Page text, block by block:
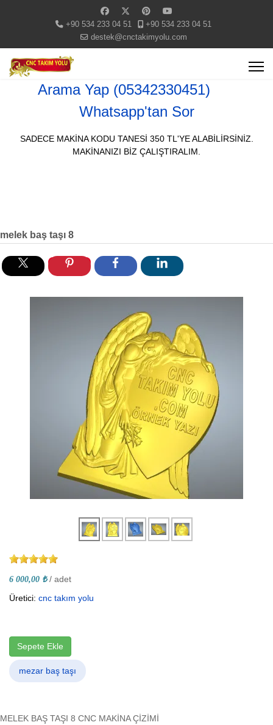
+90 534 233 04 51
+90 534 233 04 51
destek@cnctakimyolu.com
Arama Yap (05342330451)
Whatsapp'tan Sor
SADECE MAKİNA KODU TANESİ 350 TL'YE ALABİLİRSİNİZ.
MAKİNANIZI BİZ ÇALIŞTIRALIM.
melek baş taşı 8
6 000,00 ₺ / adet
Üretici: cnc takım yolu
Sepete Ekle
mezar baş taşı
MELEK BAŞ TAŞI 8 CNC MAKİNA ÇİZİMİ